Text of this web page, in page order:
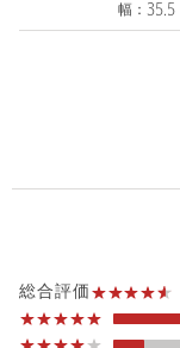
気分やスタイルで
MD.BROWN /
幅：35.5
総合評価